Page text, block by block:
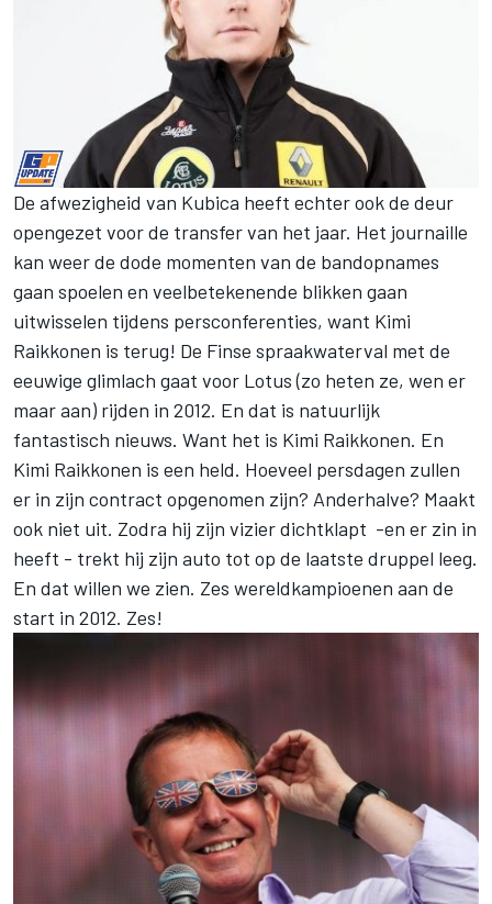
De afwezigheid van Kubica heeft echter ook de deur
opengezet voor de transfer van het jaar. Het journaille
kan weer de dode momenten van de bandopnames
gaan spoelen en veelbetekenende blikken gaan
uitwisselen tijdens persconferenties, want Kimi
Raikkonen is terug! De Finse spraakwaterval met de
eeuwige glimlach gaat voor Lotus (zo heten ze, wen er
maar aan) rijden in 2012. En dat is natuurlijk
fantastisch nieuws. Want het is Kimi Raikkonen. En
Kimi Raikkonen is een held. Hoeveel persdagen zullen
er in zijn contract opgenomen zijn? Anderhalve? Maakt
ook niet uit. Zodra hij zijn vizier dichtklapt -en er zin in
heeft - trekt hij zijn auto tot op de laatste druppel leeg.
En dat willen we zien. Zes wereldkampioenen aan de
start in 2012. Zes!